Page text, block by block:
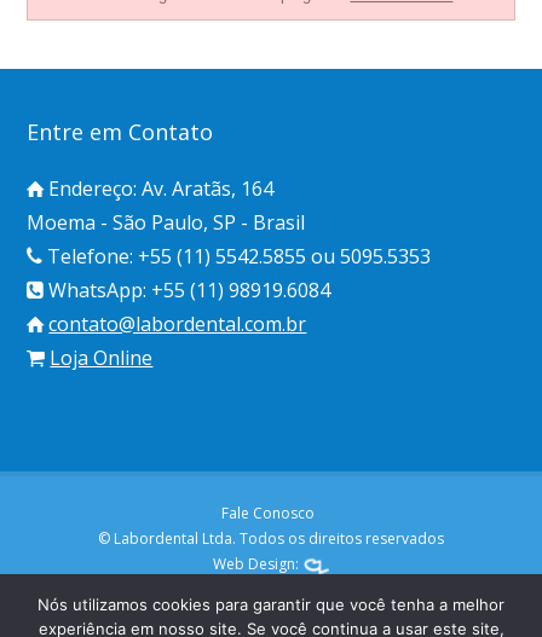
Entre em Contato
Endereço: Av. Aratãs, 164
Moema - São Paulo, SP - Brasil
Telefone: +55 (11) 5542.5855 ou 5095.5353
WhatsApp: +55 (11) 98919.6084
contato@labordental.com.br
Loja Online
Fale Conosco
© Labordental Ltda. Todos os direitos reservados
Web Design:
Nós utilizamos cookies para garantir que você tenha a melhor
experiência em nosso site. Se você continua a usar este site,